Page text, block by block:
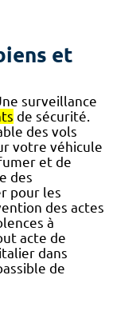
et
surveillance
de sécurité.
des vols
votre véhicule
et de
des
pour les
des actes
à
acte de
dans
de